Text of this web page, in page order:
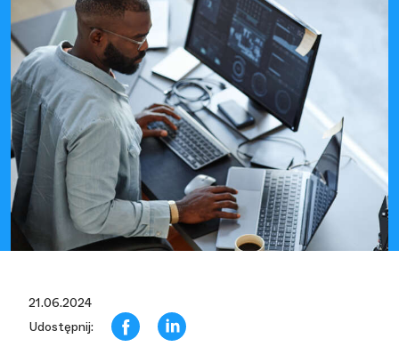
21.06.2024
Udostępnij: